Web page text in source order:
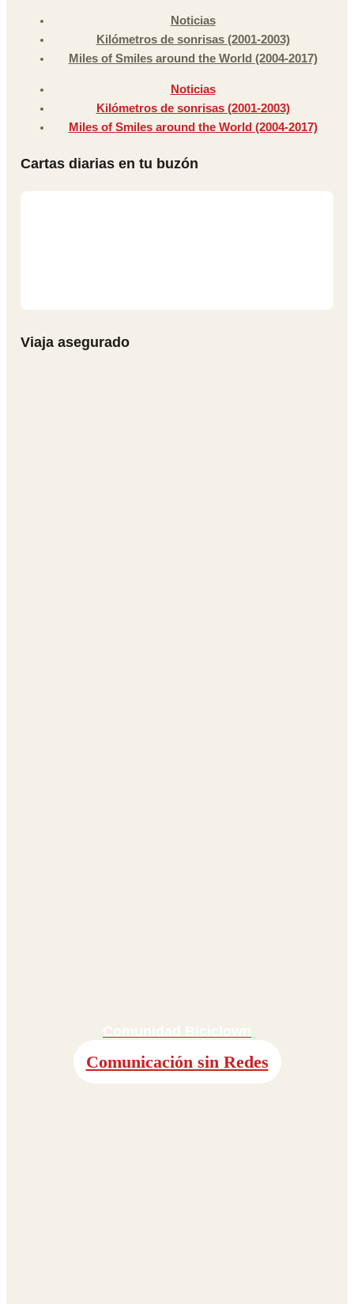
Noticias
Kilómetros de sonrisas (2001-2003)
Miles of Smiles around the World (2004-2017)
Noticias
Kilómetros de sonrisas (2001-2003)
Miles of Smiles around the World (2004-2017)
Cartas diarias en tu buzón
Viaja asegurado
Comunicación sin Redes